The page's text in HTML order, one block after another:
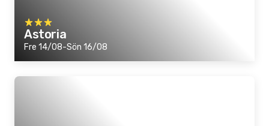
Astoria
Fre 14/08-Sön 16/08